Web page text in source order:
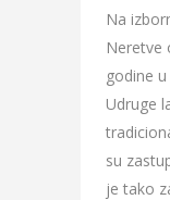
Na
Neretve
godine
Udruge
su
je tako